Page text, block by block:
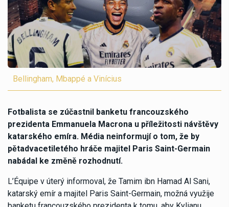
Bellingham, Mbappé a Vinícius
Fotbalista se zúčastnil banketu francouzského
prezidenta Emmanuela Macrona u příležitosti návštěvy
katarského emíra. Média neinformují o tom, že by
pětadvacetiletého hráče majitel Paris Saint-Germain
nabádal ke změně rozhodnutí.
L’Équipe v úterý informoval, že Tamim ibn Hamad Al Sani,
katarský emír a majitel Paris Saint-Germain, možná využije